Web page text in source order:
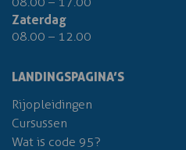
Zaterdag
08.00 – 12.00
LANDINGSPAGINA’S
Rijopleidingen
Cursussen
Wat is code 95?